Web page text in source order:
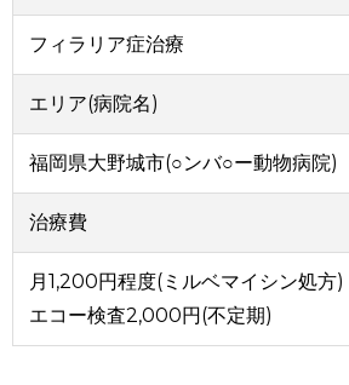
フィラリア症治療
エリア(病院名)
福岡県大野城市(○ンバ○ー動物病院)
治療費
月1,200円程度(ミルベマイシン処方)
エコー検査2,000円(不定期)